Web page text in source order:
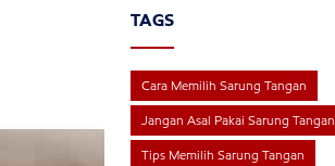
TAGS
Cara Memilih Sarung Tangan
Jangan Asal Pakai Sarung Tangan
Tips Memilih Sarung Tangan